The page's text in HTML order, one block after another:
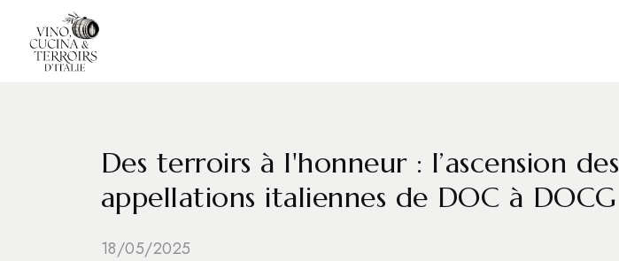
Des terroirs à l'honneur : l’ascension des
appellations italiennes de DOC à DOCG
18/05/2025